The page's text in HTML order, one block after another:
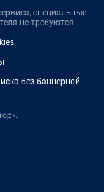
специальные
не требуются
без баннерной